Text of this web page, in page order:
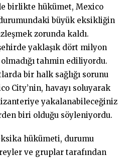
birlikte hükümet, Mexico
büyük eksikliğin
zorunda kaldı.
yaklaşık dört milyon
tahmin ediliyordu.
bir halk sağlığı sorunu
City’nin, havayı soluyarak
yakalanabileceğiniz
biri olduğu söyleniyordu.
hükümeti, durumu
ve gruplar tarafından